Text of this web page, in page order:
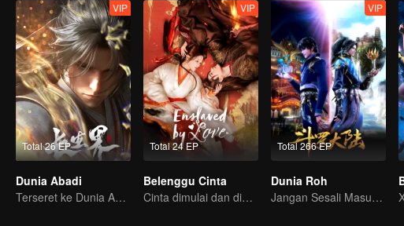
Total 26 EP
VIP
Dunia Abadi
Terseret ke Dunia Abadi, gimana nasib Xiao Chen?
Total 24 EP
VIP
Belenggu Cinta
Cinta dimulai dan diakhiri di istana
Total 266 EP
VIP
Dunia Roh
Jangan Sesali Masuk Gerbang Tang di Kehidupan Ini